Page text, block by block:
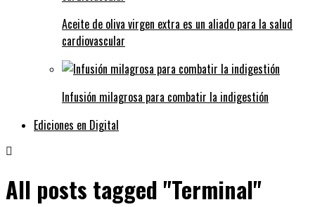
Aceite de oliva virgen extra es un aliado para la salud
cardiovascular
Infusión milagrosa para combatir la indigestión
Ediciones en Digital
All posts tagged "Terminal"